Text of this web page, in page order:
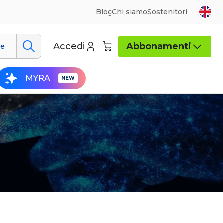
BlogChi siamoSostenitori
Accedi Abbonamenti
MYRA